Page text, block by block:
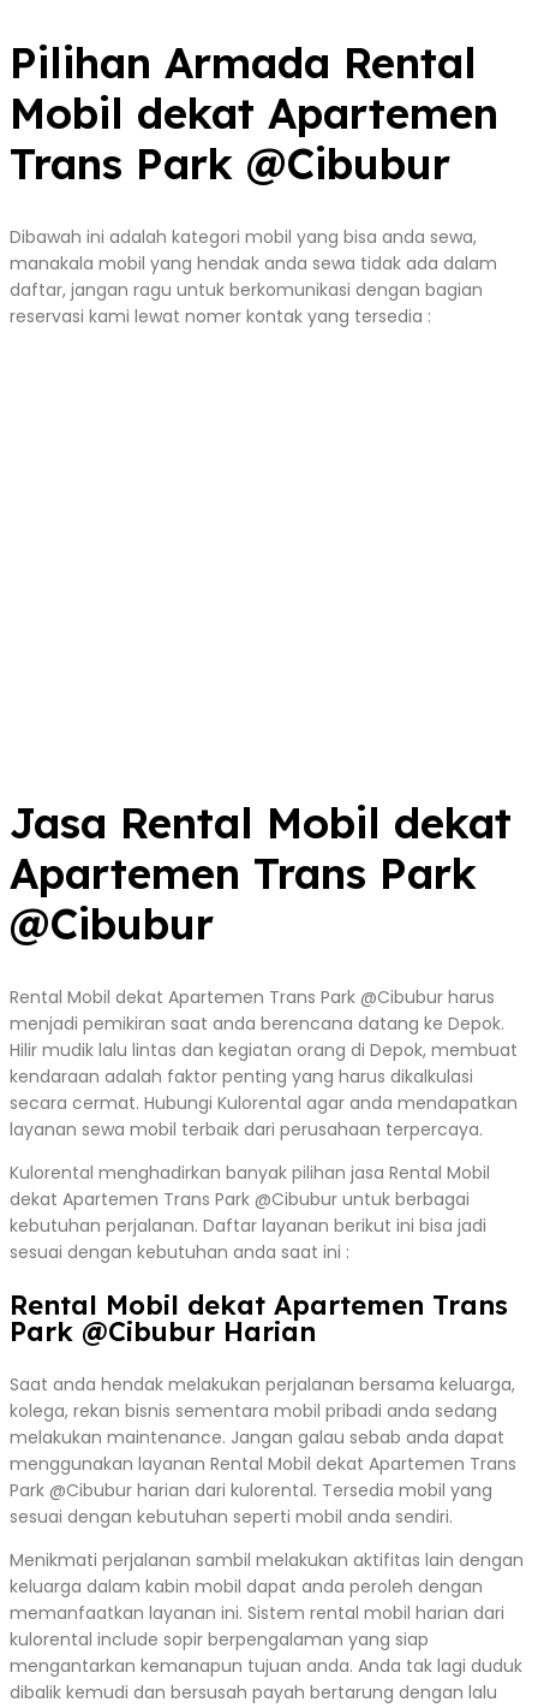
Pilihan Armada Rental
Mobil dekat Apartemen
Trans Park @Cibubur
Dibawah ini adalah kategori mobil yang bisa anda sewa,
manakala mobil yang hendak anda sewa tidak ada dalam
daftar, jangan ragu untuk berkomunikasi dengan bagian
reservasi kami lewat nomer kontak yang tersedia :
Jasa Rental Mobil dekat
Apartemen Trans Park
@Cibubur
Rental Mobil dekat Apartemen Trans Park @Cibubur harus
menjadi pemikiran saat anda berencana datang ke Depok.
Hilir mudik lalu lintas dan kegiatan orang di Depok, membuat
kendaraan adalah faktor penting yang harus dikalkulasi
secara cermat. Hubungi Kulorental agar anda mendapatkan
layanan sewa mobil terbaik dari perusahaan terpercaya.
Kulorental menghadirkan banyak pilihan jasa Rental Mobil
dekat Apartemen Trans Park @Cibubur untuk berbagai
kebutuhan perjalanan. Daftar layanan berikut ini bisa jadi
sesuai dengan kebutuhan anda saat ini :
Rental Mobil dekat Apartemen Trans
Park @Cibubur Harian
Saat anda hendak melakukan perjalanan bersama keluarga,
kolega, rekan bisnis sementara mobil pribadi anda sedang
melakukan maintenance. Jangan galau sebab anda dapat
menggunakan layanan Rental Mobil dekat Apartemen Trans
Park @Cibubur harian dari kulorental. Tersedia mobil yang
sesuai dengan kebutuhan seperti mobil anda sendiri.
Menikmati perjalanan sambil melakukan aktifitas lain dengan
keluarga dalam kabin mobil dapat anda peroleh dengan
memanfaatkan layanan ini. Sistem rental mobil harian dari
kulorental include sopir berpengalaman yang siap
mengantarkan kemanapun tujuan anda. Anda tak lagi duduk
dibalik kemudi dan bersusah payah bertarung dengan lalu